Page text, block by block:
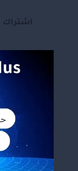
اشتراك